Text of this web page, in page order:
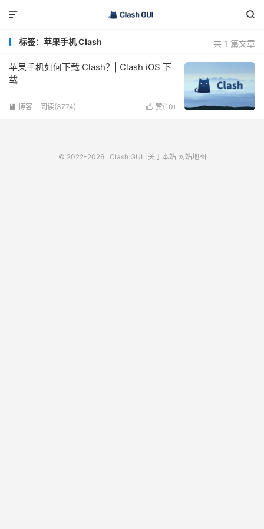


共 1 篇文章
标签：苹果手机 Clash
苹果手机如何下载 Clash？| Clash iOS 下
载
 赞(10)
 博客 阅读(3774)
© 2022-2026 Clash GUI 关于本站 网站地图